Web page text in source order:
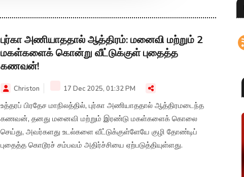
புர்கா அணியாததால் ஆத்திரம்: மனைவி மற்றும் 2
மகள்களைக் கொன்று வீட்டுக்குள் புதைத்த
கணவன்!
Christon 17 Dec 2025, 01:32 PM
உத்தரப் பிரதேச மாநிலத்தில், புர்கா அணியாததால் ஆத்திரமடைந்த
கணவன், தனது மனைவி மற்றும் இரண்டு மகள்களைக் கொலை
செய்து, அவர்களது உடல்களை வீட்டுக்குள்ளேயே குழி தோண்டிப்
புதைத்த கொடூரச் சம்பவம் அதிர்ச்சியை ஏற்படுத்தியுள்ளது.